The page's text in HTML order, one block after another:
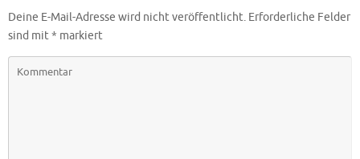
Deine E-Mail-Adresse wird nicht veröffentlicht. Erforderliche Felder
sind mit* markiert